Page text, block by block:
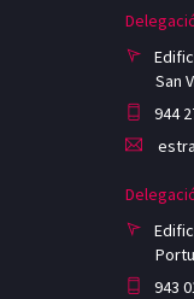
San
944
943